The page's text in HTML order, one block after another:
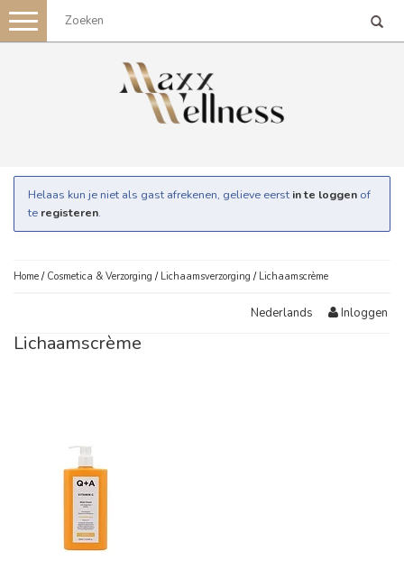
Toggle
navigation
Helaas kun je niet als gast afrekenen, gelieve eerst in te loggen of
te registeren.
Home / Cosmetica & Verzorging / Lichaamsverzorging / Lichaamscrème
Nederlands Inloggen
Lichaamscrème